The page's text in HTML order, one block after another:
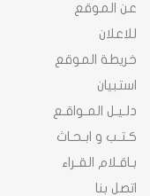
عن الموقع
للاعلان
خريطة الموقع
استبيان
دلـيـل المـواقـع
كـتـب و ابـحـاث
بـاقـلام القـراء
اتصل بنا